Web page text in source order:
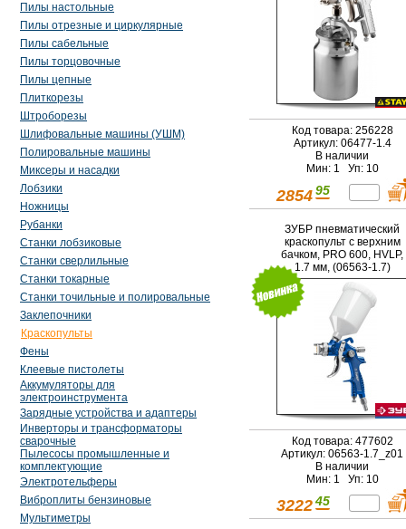
Пилы настольные
Пилы отрезные и циркулярные
Пилы сабельные
Пилы торцовочные
Пилы цепные
Плиткорезы
Штроборезы
Шлифовальные машины (УШМ)
Полировальные машины
Миксеры и насадки
Лобзики
Ножницы
Рубанки
Станки лобзиковые
Станки сверлильные
Станки токарные
Станки точильные и полировальные
Заклепочники
Краскопульты
Фены
Клеевые пистолеты
Аккумуляторы для
электроинструмента
Зарядные устройства и адаптеры
Инверторы и трансформаторы
сварочные
Пылесосы промышленные и
комплектующие
Электротельферы
Виброплиты бензиновые
Мультиметры
Код товара: 256228
Артикул: 06477-1.4
В наличии
Мин: 1 Уп: 10
2854 95
ЗУБР пневматический
краскопульт с верхним
бачком, PRO 600, HVLP,
1.7 мм, (06563-1.7)
Код товара: 477602
Артикул: 06563-1.7_z01
В наличии
Мин: 1 Уп: 10
3222 45